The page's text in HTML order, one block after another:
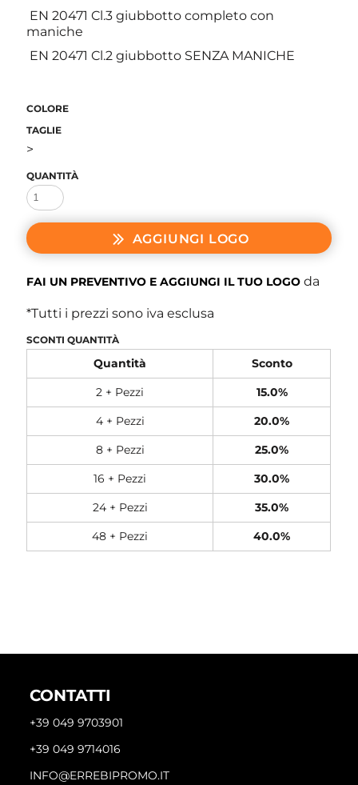
EN 20471 Cl.3 giubbotto completo con
maniche
EN 20471 Cl.2 giubbotto SENZA MANICHE
COLORE
TAGLIE
>
QUANTITÀ
AGGIUNGI LOGO
FAI UN PREVENTIVO E AGGIUNGI IL TUO LOGO da
*Tutti i prezzi sono iva esclusa
SCONTI QUANTITÀ
Quantità
Sconto
2 + Pezzi
15.0%
4 + Pezzi
20.0%
8 + Pezzi
25.0%
16 + Pezzi
30.0%
24 + Pezzi
35.0%
48 + Pezzi
40.0%
CONTATTI
+39 049 9703901
+39 049 9714016
INFO@ERREBIPROMO.IT